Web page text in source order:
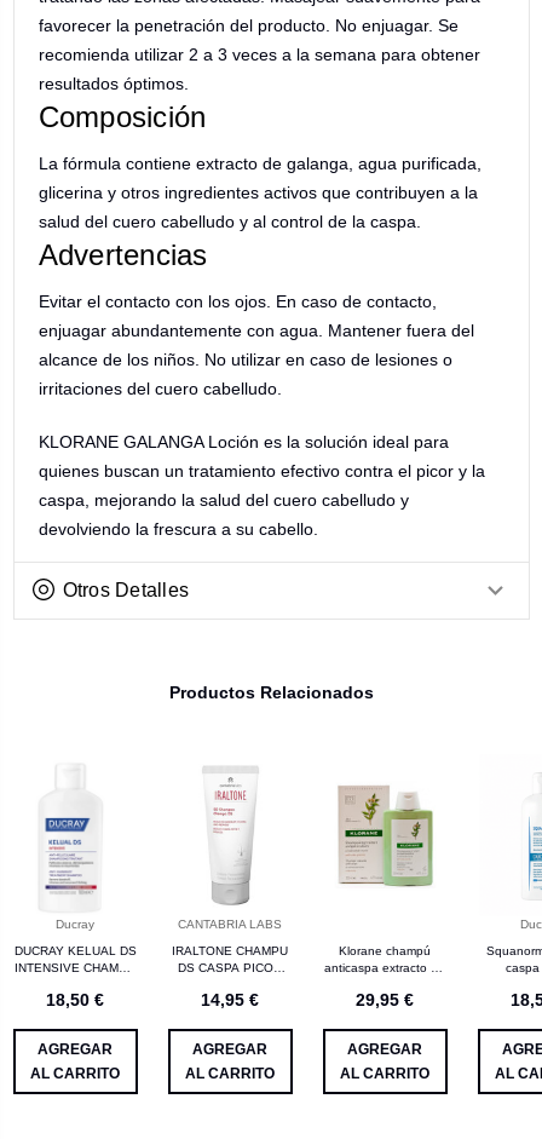
favorecer la penetración del producto. No enjuagar. Se
recomienda utilizar 2 a 3 veces a la semana para obtener
resultados óptimos.
Composición
La fórmula contiene extracto de galanga, agua purificada,
glicerina y otros ingredientes activos que contribuyen a la
salud del cuero cabelludo y al control de la caspa.
Advertencias
Evitar el contacto con los ojos. En caso de contacto,
enjuagar abundantemente con agua. Mantener fuera del
alcance de los niños. No utilizar en caso de lesiones o
irritaciones del cuero cabelludo.
KLORANE GALANGA Loción es la solución ideal para
quienes buscan un tratamiento efectivo contra el picor y la
caspa, mejorando la salud del cuero cabelludo y
devolviendo la frescura a su cabello.
Otros Detalles
Productos Relacionados
Ducray
DUCRAY KELUAL DS
INTENSIVE CHAMPU
PICOR 100ML
18,50 €
AGREGAR
AL CARRITO
CANTABRIA LABS
IRALTONE CHAMPU
DS CASPA PICOR
DERMATITIS
ML
14,95 €
AGREGAR
AL CARRITO
Klorane champú
anticaspa extracto de
29,95 €
AGREGAR
AL CARRITO
caspa
AL